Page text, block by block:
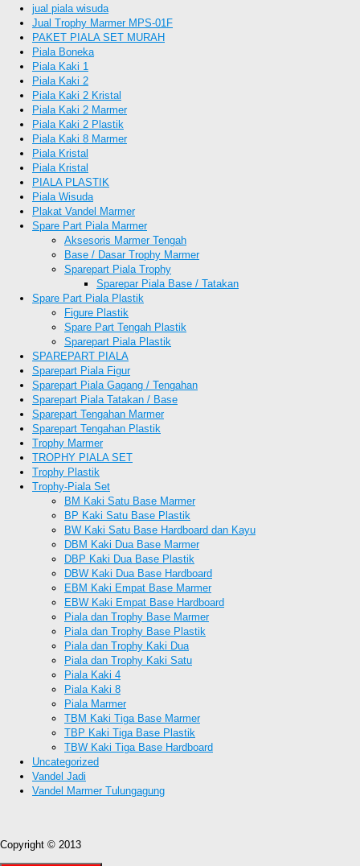
jual piala wisuda
Jual Trophy Marmer MPS-01F
PAKET PIALA SET MURAH
Piala Boneka
Piala Kaki 1
Piala Kaki 2
Piala Kaki 2 Kristal
Piala Kaki 2 Marmer
Piala Kaki 2 Plastik
Piala Kaki 8 Marmer
Piala Kristal
Piala Kristal
PIALA PLASTIK
Piala Wisuda
Plakat Vandel Marmer
Spare Part Piala Marmer
Aksesoris Marmer Tengah
Base / Dasar Trophy Marmer
Sparepart Piala Trophy
Sparepar Piala Base / Tatakan
Spare Part Piala Plastik
Figure Plastik
Spare Part Tengah Plastik
Sparepart Piala Plastik
SPAREPART PIALA
Sparepart Piala Figur
Sparepart Piala Gagang / Tengahan
Sparepart Piala Tatakan / Base
Sparepart Tengahan Marmer
Sparepart Tengahan Plastik
Trophy Marmer
TROPHY PIALA SET
Trophy Plastik
Trophy-Piala Set
BM Kaki Satu Base Marmer
BP Kaki Satu Base Plastik
BW Kaki Satu Base Hardboard dan Kayu
DBM Kaki Dua Base Marmer
DBP Kaki Dua Base Plastik
DBW Kaki Dua Base Hardboard
EBM Kaki Empat Base Marmer
EBW Kaki Empat Base Hardboard
Piala dan Trophy Base Marmer
Piala dan Trophy Base Plastik
Piala dan Trophy Kaki Dua
Piala dan Trophy Kaki Satu
Piala Kaki 4
Piala Kaki 8
Piala Marmer
TBM Kaki Tiga Base Marmer
TBP Kaki Tiga Base Plastik
TBW Kaki Tiga Base Hardboard
Uncategorized
Vandel Jadi
Vandel Marmer Tulungagung
Copyright © 2013